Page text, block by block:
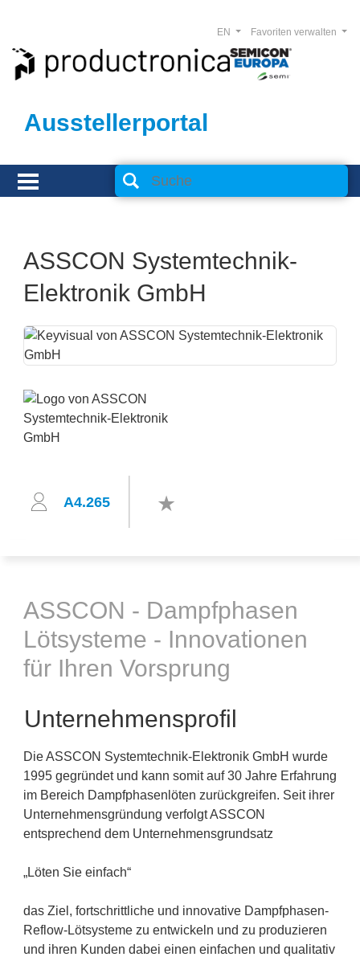
Ausstellerportal
Favoriten verwalten
EN
ASSCON Systemtechnik-
Elektronik GmbH
A4.265
ASSCON - Dampfphasen
Lötsysteme - Innovationen
für Ihren Vorsprung
Unternehmensprofil
Die ASSCON Systemtechnik-Elektronik GmbH wurde
1995 gegründet und kann somit auf 30 Jahre Erfahrung
im Bereich Dampfphasenlöten zurückgreifen. Seit ihrer
Unternehmensgründung verfolgt ASSCON
entsprechend dem Unternehmensgrundsatz
„Löten Sie einfach“
das Ziel, fortschrittliche und innovative Dampfphasen-
Reflow-Lötsysteme zu entwickeln und zu produzieren
und ihren Kunden dabei einen einfachen und qualitativ